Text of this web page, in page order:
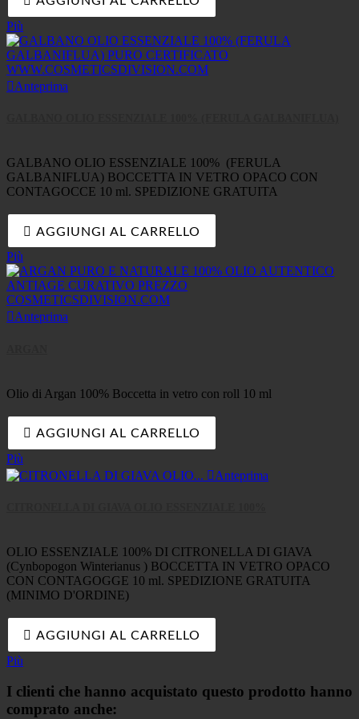
Più
Anteprima
GALBANO OLIO ESSENZIALE 100% (FERULA
GALBANIFLUA) BOCCETTA IN VETRO OPACO CON
CONTAGOCCE 10 ml. SPEDIZIONE GRATUITA
AGGIUNGI AL CARRELLO
Più
Anteprima
Olio di Argan 100% Boccetta in vetro con roll 10 ml
 AGGIUNGI AL CARRELLO
Più
Anteprima
OLIO ESSENZIALE 100% DI CITRONELLA DI GIAVA
(Cynbopogon Winterianus ) BOCCETTA IN VETRO OPACO
CON CONTAGOGGE 10 ml. SPEDIZIONE GRATUITA
(MINIMO D'ORDINE)
AGGIUNGI AL CARRELLO
Più
I clienti che hanno acquistato questo prodotto hanno
comprato anche: